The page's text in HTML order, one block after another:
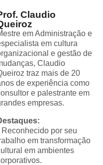
Claudio
em Administração e
em cultura
e gestão de
Claudio
traz mais de 20
de experiência como
e palestrante em
empresas.
Reconhecido por seu
em transformação
em ambientes